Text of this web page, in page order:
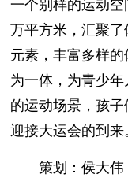
万平方米，汇聚
元素，丰富多样
为一体，为青少
的运动场景，孩
迎接大运会的到来。
策划：侯大伟